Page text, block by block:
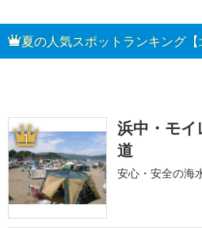
夏の人気スポットランキング【
1
浜中・モ
道
安心・安全の海